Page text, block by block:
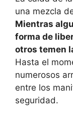
una mezcla
Mientras
forma de
otros temen
Hasta el
numerosos
entre los
seguridad.